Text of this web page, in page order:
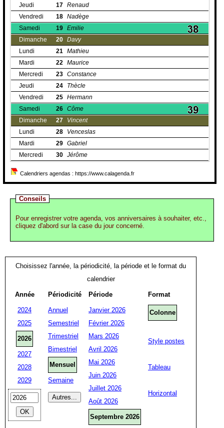
Jeudi
17 Renaud
Vendredi
18 Nadège
Samedi
19 Emilie
Dimanche
20 Davy
Lundi
21 Mathieu
Mardi
22 Maurice
Mercredi
23 Constance
Jeudi
24
Thècle
Vendredi
25 Hermann
Samedi
26 Côme
Dimanche
27
Vincent
Lundi
28
Venceslas
Mardi
29 Gabriel
Mercredi
30 Jérôme
Calendriers agendas : https://www.calagenda.fr
Conseils
Pour enregistrer votre agenda, vos anniversaires à souhaiter, etc.,
cliquez d'abord sur la case du jour concerné.
Choisissez l'année, la périodicité, la période et le format du
calendrier
Année
2024
2025
2026
2027
2028
2029
Périodicité
Annuel
Semestriel
Trimestriel
Bimestriel
Mensuel
Semaine
Période
Janvier 2026
Février 2026
Mars 2026
Avril 2026
Mai 2026
Juin 2026
Juillet 2026
Août 2026
Septembre 2026
Format
Colonne
Style postes
Tableau
Horizontal